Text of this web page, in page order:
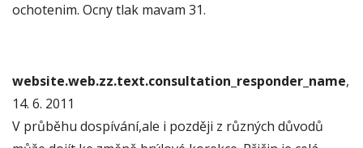
ochotenim. Ocny tlak mavam 31.
website.web.zz.text.consultation_responder_name,
14. 6. 2011
V průběhu dospívání,ale i později z různých důvodů